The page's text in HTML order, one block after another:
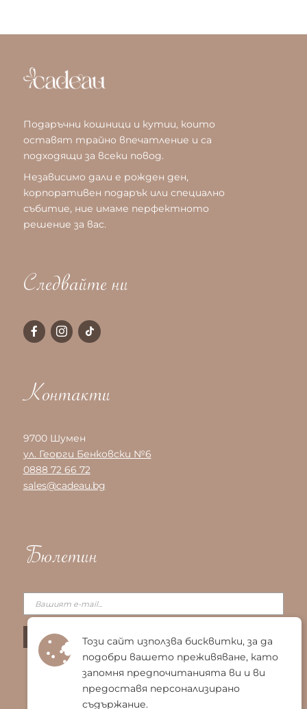
Подаръчни кошници и кутии, които
оставят трайно впечатление и са
подходящи за всеки повод.
Независимо дали е рожден ден,
корпоративен подарък или специално
събитие, ние имаме перфектното
решение за вас.
Следвайте ни
Контакти
9700 Шумен
ул. Георги Бенковски №6
0888 72 66 72
sales@cadeau.bg
Бюлетин
Този сайт използва бисквитки, за да
подобри вашето преживяване, като
запомня предпочитанията ви и ви
предоставя персонализирано
съдържание.